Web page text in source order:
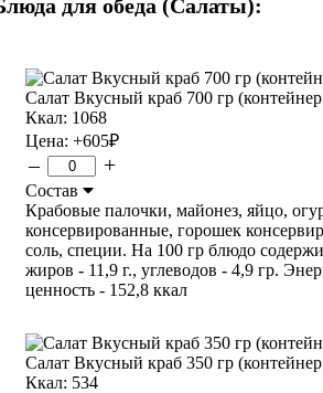
для обеда (Салаты):
Салат Вкусный краб 700 гр
Ккал: 1068
Цена: +605₽
– +
Состав
Крабовые палочки, майонез, яйцо,
консервированные, горошек
соль, специи. На 100 гр блюдо
жиров - 11,9 г., углеводов - 4,9 гр.
ценность - 152,8 ккал
Салат Вкусный краб 350 гр
Ккал: 534